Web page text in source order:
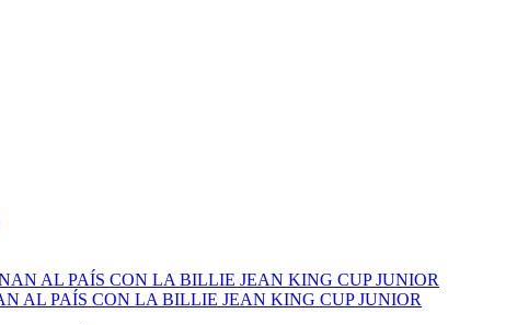
AL PAÍS CON LA BILLIE JEAN KING CUP JUNIOR